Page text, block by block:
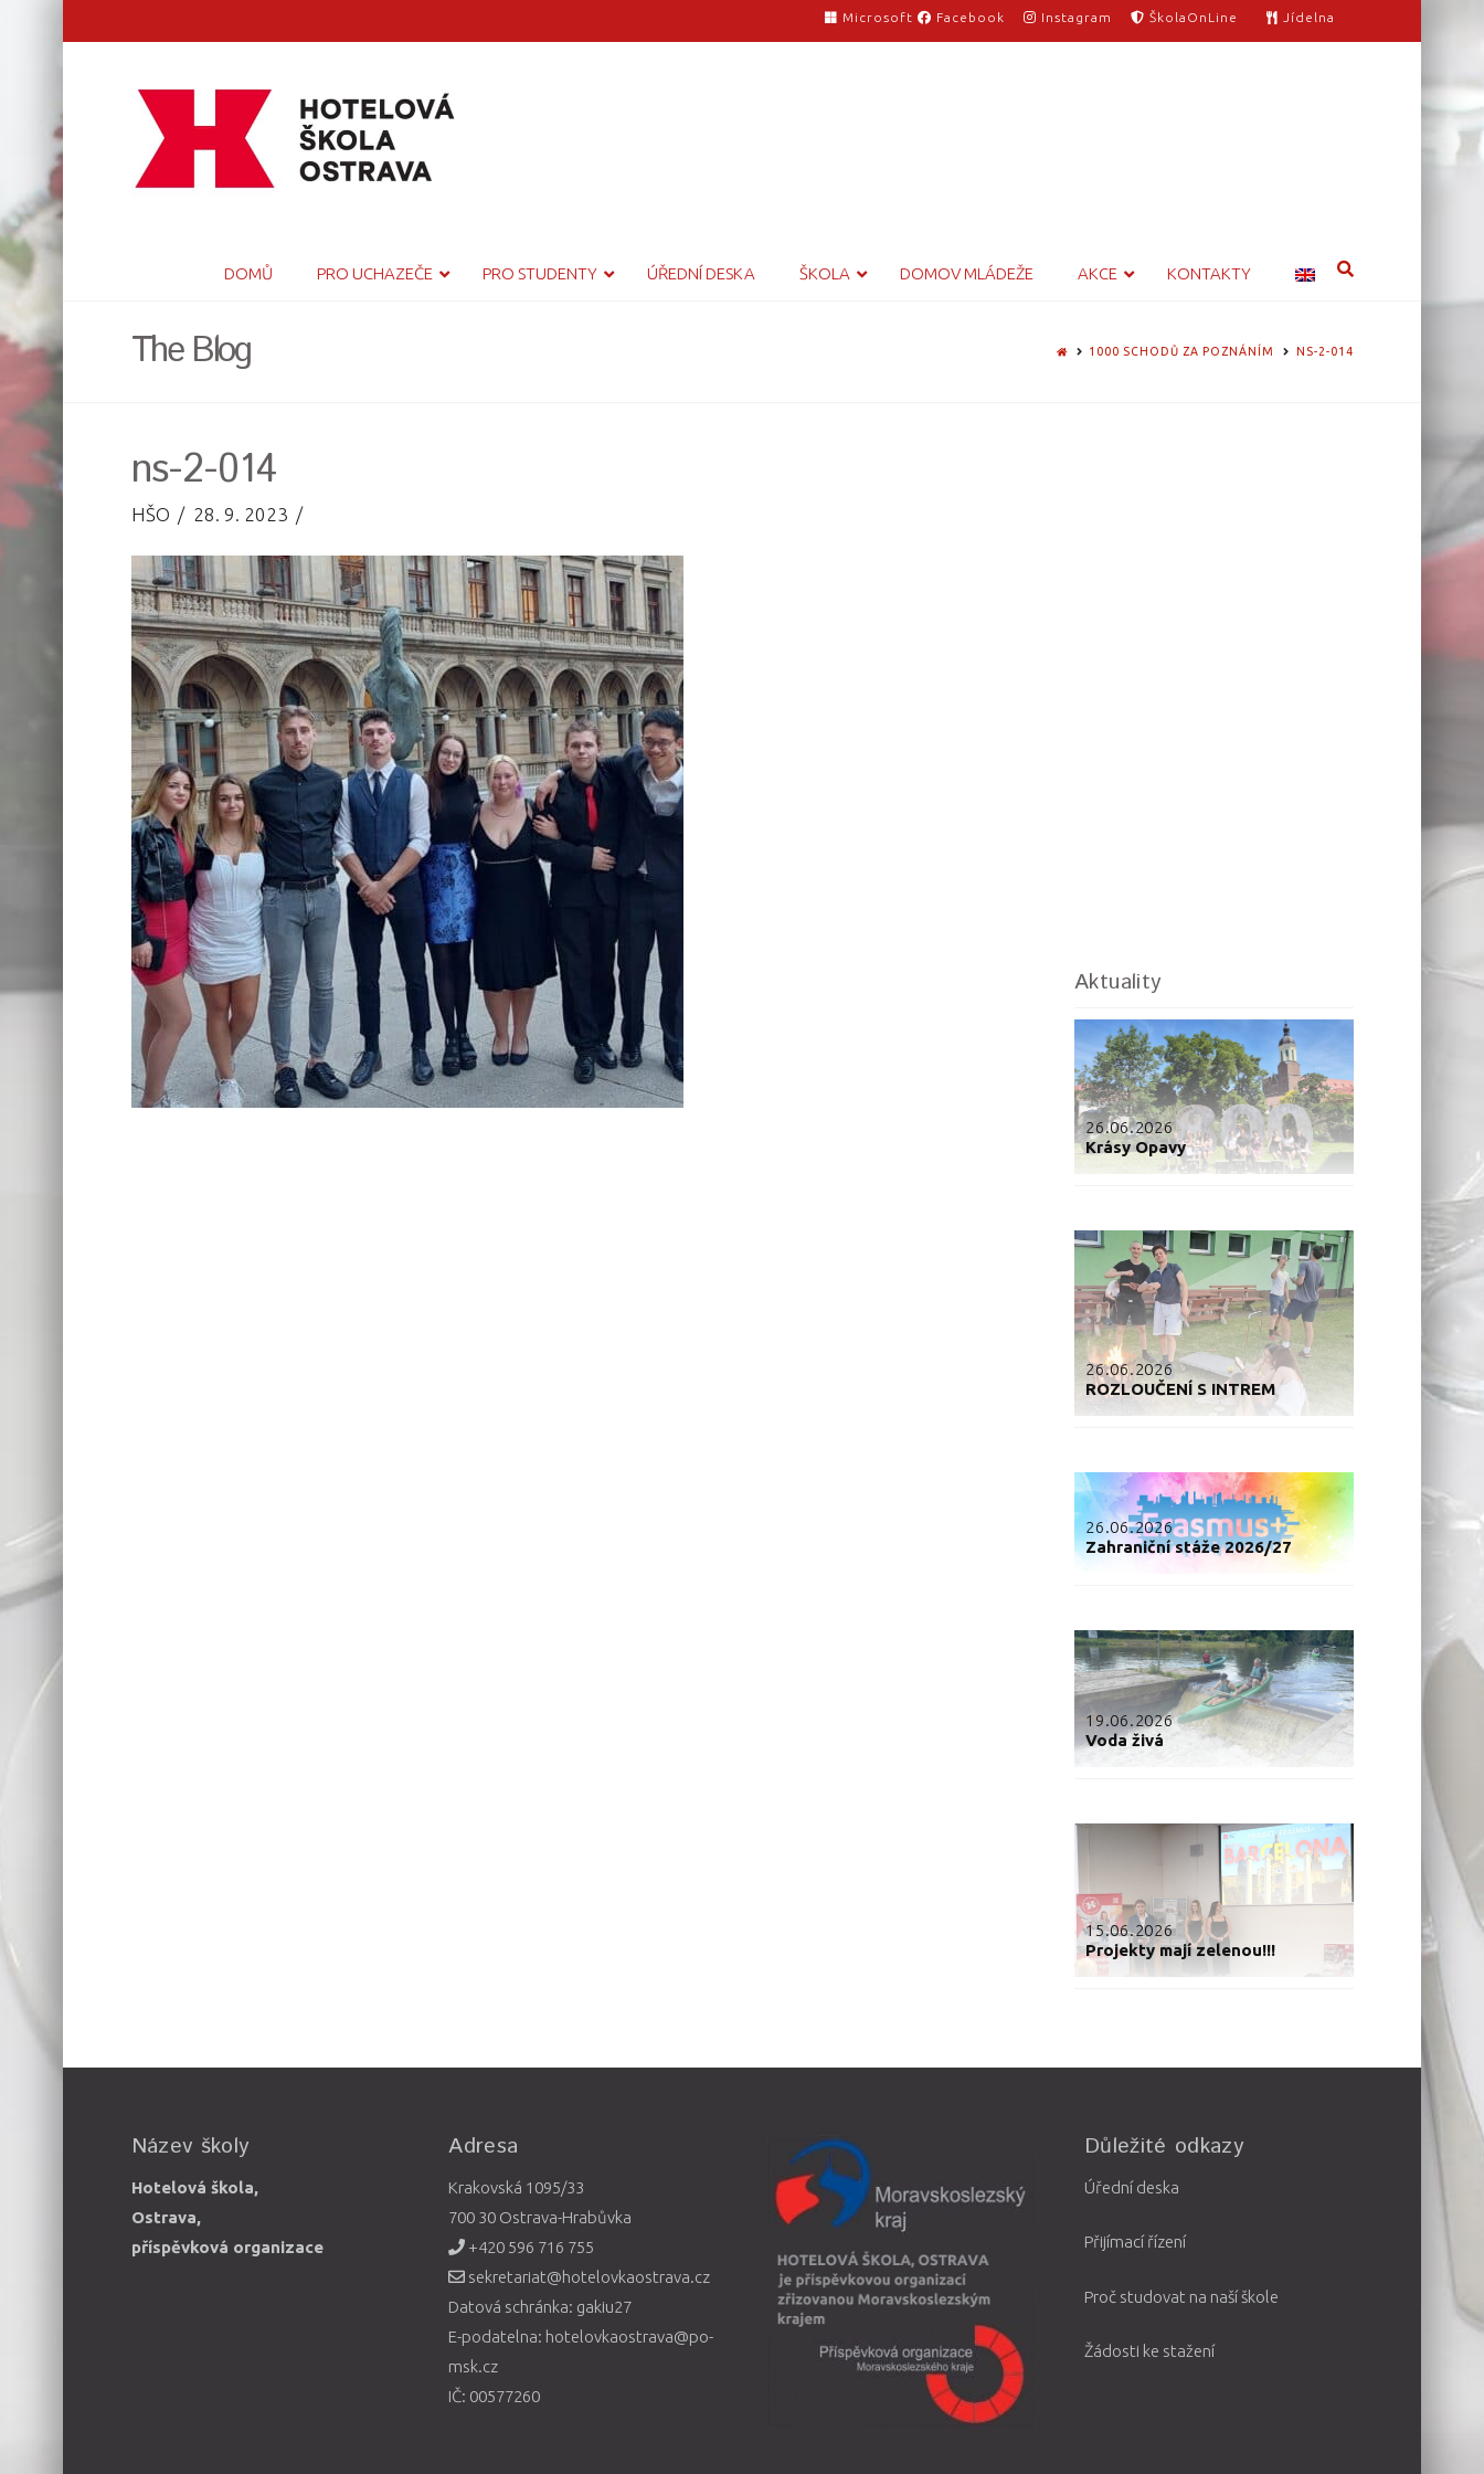
Microsoft Facebook Instagram ŠkolaOnLine Jídelna
DOMŮ PRO UCHAZEČE PRO STUDENTY ÚŘEDNÍ DESKA ŠKOLA DOMOV MLÁDEŽE AKCE KONTAKTY
The Blog HOME1000 SCHODŮ ZA POZNÁNÍM NS-2-014
ns-2-014
HŠO 28. 9. 2023
Aktuality
26.06.2026
Krásy Opavy
26.06.2026
ROZLOUČENÍ S INTREM
26.06.2026
Zahraniční stáže 2026/27
19.06.2026
Voda živá
15.06.2026
Projekty mají zelenou!!!
Název školy
Hotelová škola,
Ostrava,
příspěvková organizace
Adresa
Krakovská 1095/33
700 30 Ostrava-Hrabůvka
+420 596 716 755
sekretariat@hotelovkaostrava.cz
Datová schránka: gakiu27
E-podatelna: hotelovkaostrava@po-
msk.cz
IČ: 00577260
Důležité odkazy
Úřední deska
Přijímací řízení
Proč studovat na naší škole
Žádosti ke stažení